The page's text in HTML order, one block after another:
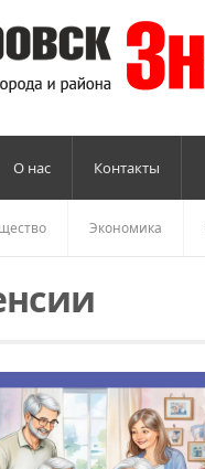
О нас Контакты
Экономика